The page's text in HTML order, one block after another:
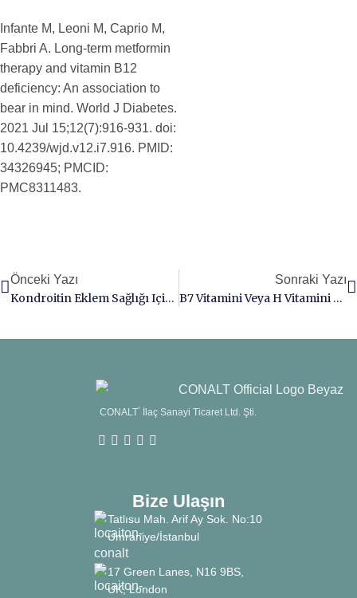
Infante M, Leoni M, Caprio M,
Fabbri A. Long-term metformin
therapy and vitamin B12
deficiency: An association to
bear in mind. World J Diabetes.
2021 Jul 15;12(7):916-931. doi:
10.4239/wjd.v12.i7.916. PMID:
34326945; PMCID:
PMC8311483.
Önceki Yazı
Kondroitin Eklem Sağlığı Için Çeşitli Potansiyel Faydalar Sunduğuna Inanılmaktadır.
Sonraki Yazı
B7 Vitamini Veya H Vitamini Olarak Da Bilinen Biotin, Suda Çözünen Bir B-Kompleks Vitaminidir
CONALT İlaç Sanayi Ticaret Ltd. Şti.
Bize Ulaşın
Tatlısu Mah. Arif Ay Sok. No:10
Ümraniye/İstanbul
17 Green Lanes, N16 9BS,
UK, London